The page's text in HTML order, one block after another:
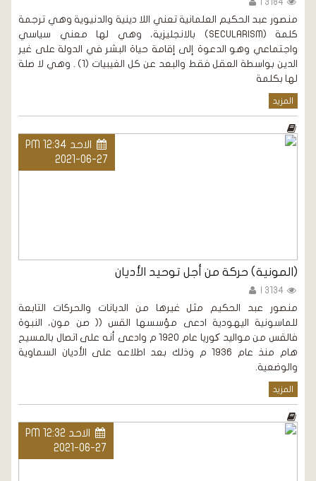
منصور عبد الحكيم العلمانية تعني اللا دينية والدنيوية وهي ترجمة
كلمة (SECULARISM) بالانجليزية، وهي لها معني سياسي
واجتماعي وهو الدعوة إلى إقامة حياة البشر في الدولة على غير
الدين بواسطة العقل فقط والبعد عن كل الغيبيات (1) . وهي لا صلة
لها بكلمة
المزيد
الاحد PM 12:34
2021-06-27
(المونية) حركة من أجل توحيد الأديان
منصور عبد الحكيم مثل غيرها من الديانات والحركات التابعة
للماسونية اليهودية ادعى مؤسسها القس (( صن مون، النبوة
فالقس من مواليد کوريا عام 1920 م وادعى أنه على اتصال بالمسيح
هام منذ عام 1936 م وذلك بعد اطلاعه على الأديان السماوية
والوضعية.
المزيد
الاحد PM 12:32
2021-06-27